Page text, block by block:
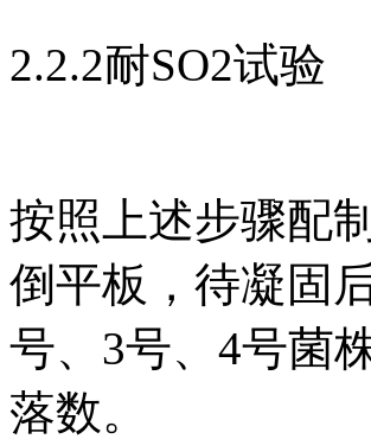
2.2.2耐SO2试验
按照上述步骤配
倒平板，待凝固
号、3号、4号菌
落数。